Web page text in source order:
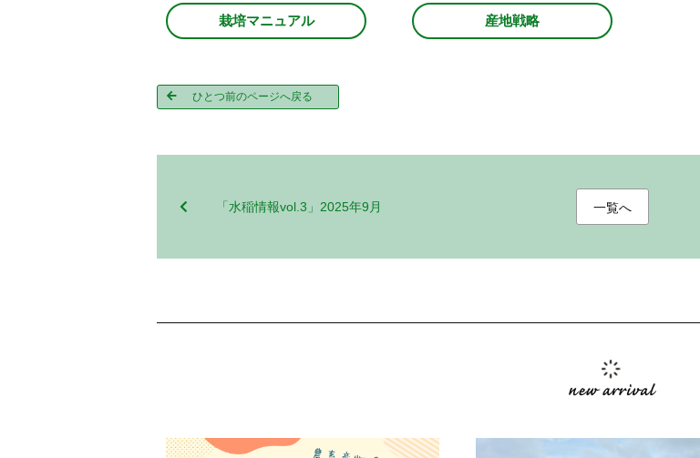
栽培マニュアル 産地戦略
ひとつ前のページへ戻る
「水稲情報vol.3」2025年9月 一覧へ